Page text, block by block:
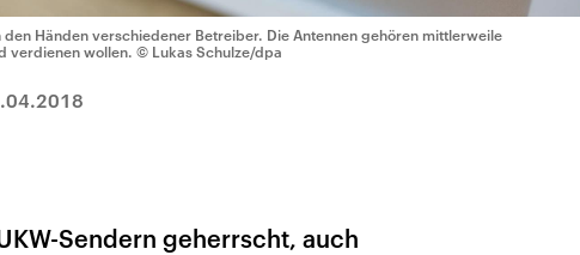
den Händen verschiedener Betreiber. Die Antennen gehören mittlerweile
verdienen wollen. © Lukas Schulze/dpa
Sendern geherrscht, auch